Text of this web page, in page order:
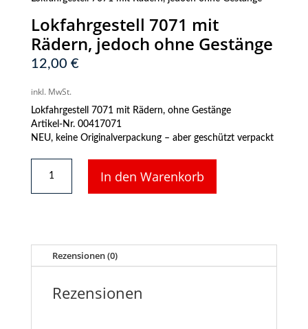
Lokfahrgestell 7071 mit
Rädern, jedoch ohne Gestänge
12,00 €
inkl. MwSt.
Lokfahrgestell 7071 mit Rädern, ohne Gestänge
Artikel-Nr. 00417071
NEU, keine Originalverpackung – aber geschützt verpackt
7071
mit
Gestänge
Menge
In den Warenkorb
Rezensionen (0)
Rezensionen